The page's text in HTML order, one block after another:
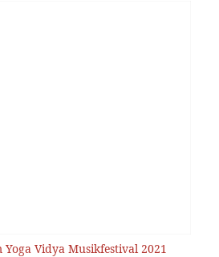
Vidya Musikfestival 2021